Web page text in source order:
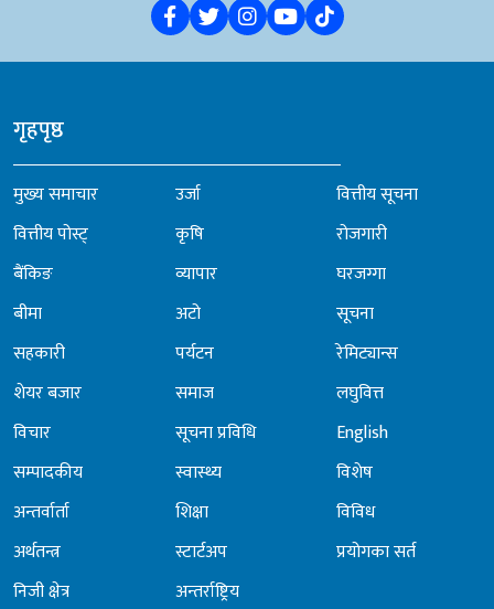
गृहपृष्ठ
मुख्य समाचार
वित्तीय पोस्ट्
बैंकिङ
बीमा
सहकारी
शेयर बजार
विचार
सम्पादकीय
अन्तर्वार्ता
अर्थतन्त्र
निजी क्षेत्र
उर्जा
कृषि
व्यापार
अटो
पर्यटन
समाज
सूचना प्रविधि
स्वास्थ्य
शिक्षा
स्टार्टअप
अन्तर्राष्ट्रिय
वित्तीय सूचना
रोजगारी
घरजग्गा
सूचना
रेमिट्यान्स
लघुवित्त
English
विशेष
विविध
प्रयोगका सर्त